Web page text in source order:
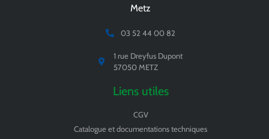
Metz
03 52 44 00 82
1 rue Dreyfus Dupont
57050 METZ
Liens utiles
CGV
Catalogue et documentations techniques